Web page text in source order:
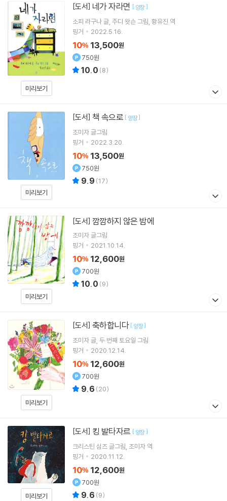
미리보기
[도서] 네가 자라면 [ 양장]
소피 라구나글 주디 왓슨그림 황유진 역
핑거
2022.5.16.
10% 13,500원
750원
10.0 (8)
미리보기
[도서] 책 속으로 [ 양장]
조미자글그림
핑거
2022.3.20.
10% 13,500원
750원
9.9 (17)
미리보기
[도서] 깜깜하지 않은 밤에
조미자글그림
핑거
2021.10.14.
10% 12,600원
700원
10.0 (9)
미리보기
[도서] 축하합니다 [ 양장]
조미자글 두 번째 토요일 그림
핑거
2020.12.14.
10% 12,600원
700원
9.6 (20)
미리보기
[도서] 킹 발타자르 [ 양장]
크리스틴 심즈글그림 조미자 역
핑거
2020.11.12.
10% 12,600원
700원
9.6 (9)